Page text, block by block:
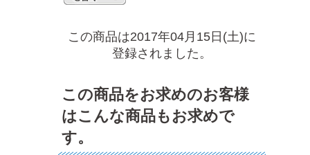
この商品は2017年04月15日(土)に
登録されました。
この商品をお求めのお客様
はこんな商品もお求めで
す。